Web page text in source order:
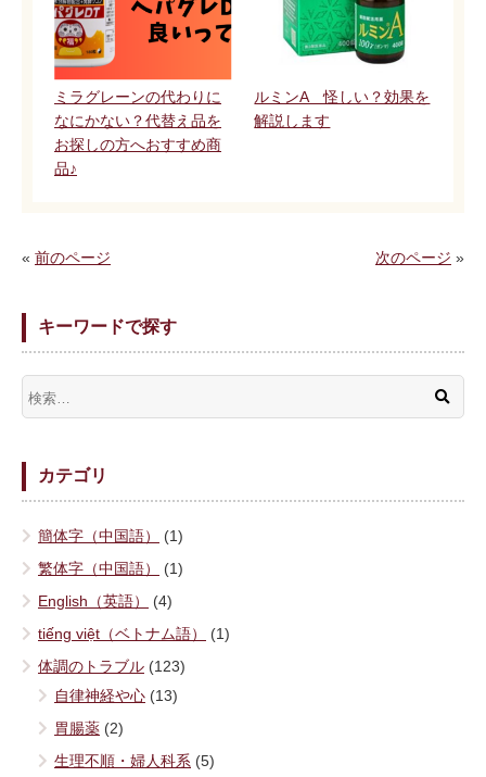
ミラグレーンの代わりに
なにかない？代替え品を
お探しの方へおすすめ商
品♪
ルミンA 怪しい？効果を
解説します
« 前のページ 次のページ »
キーワードで探す
カテゴリ
簡体字（中国語）
(1)
繁体字（中国語）
(1)
English（英語）
(4)
tiếng việt（ベトナム語）
(1)
体調のトラブル (123)
自律神経や心 (13)
胃腸薬 (2)
生理不順・婦人科系 (5)